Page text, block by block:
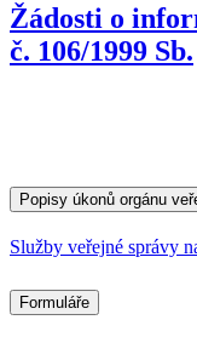
Žádosti o
č. 106/1999 Sb.
Popisy úkonů orgánu
Služby veřejné správy
Formuláře